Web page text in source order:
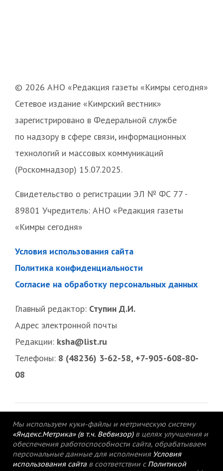
© 2026 АНО «Редакция газеты «Кимры сегодня»
Сетевое издание «Кимрский вестник»
зарегистрировано в Федеральной службе
по надзору в сфере связи, информационных
технологий и массовых коммуникаций
(Роскомнадзор) 15.07.2025.
Свидетельство о регистрации ЭЛ № ФС 77 -
89801 Учредитель: АНО «Редакция газеты
«Кимры сегодня»
Условия использования сайта
Политика конфиденциальности
Согласие на обработку персональных данных
Главный редактор: Ступин Д.И.
Адрес электронной почты
Редакции: ksha@list.ru
Телефоны: 8 (48236) 3-62-58, +7-905-608-80-
08
Мы используем куки-файлы и метрическую систему
«Яндекс.Метрика» (в т.ч. Вебвизор) в целях улучшения и
обеспечения работоспособности сайта, обрабатываем
персональные данные для исполнения Условия
использования сайтав соответствии с Политикой